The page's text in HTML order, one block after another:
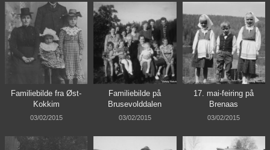
Familiebilde fra Øst-
Kokkim
03/02/2015
Familiebilde på
Brusevolddalen
03/02/2015
17. mai-feiring på
Brenaas
03/02/2015